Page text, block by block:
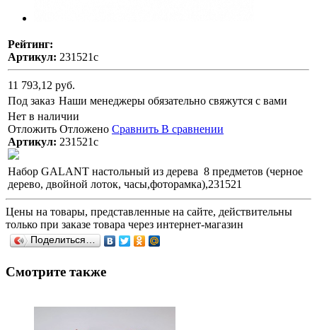
Рейтинг:
Артикул: 231521с
11 793,12 руб.
Под заказ Наши менеджеры обязательно свяжутся с вами
Нет в наличии
Отложить Отложено Сравнить В сравнении
Артикул: 231521с
Набор GALANT настольный из дерева 8 предметов (черное
дерево, двойной лоток, часы,фоторамка),231521
Цены на товары, представленные на сайте, действительны
только при заказе товара через интернет-магазин
Поделиться…
Смотрите также